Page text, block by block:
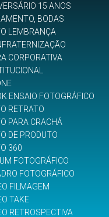
15 ANOS
BODAS
LEMBRANÇA
CORPORATIVA
ENSAIO FOTOGRÁFICO
RETRATO
PARA CRACHÁ
DE PRODUTO
360
FOTOGRÁFICO
FOTOGRÁFICO
FILMAGEM
TAKE
RETROSPECTIVA